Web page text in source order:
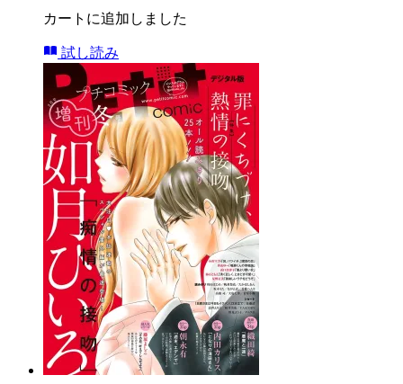
カートに追加しました
試し読み